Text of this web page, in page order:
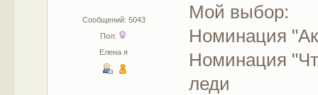
Сообщений: 5043
Пол:
Елена я
Мой выбор:
Номинация
Номинация
леди